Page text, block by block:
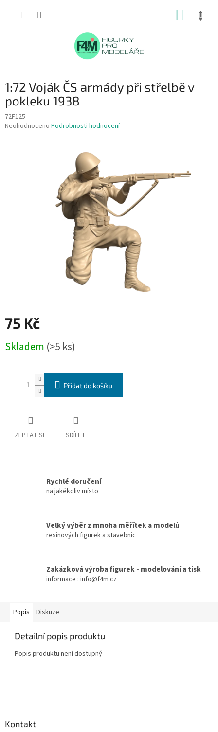
1:72 Voják ČS armády při střelbě v
pokleku 1938
72F125
Průměrné
Neohodnoceno Podrobnosti hodnocení
75 Kč
cena:
Skladem (>5 ks)
Přidat do košíku
ZEPTAT SE SDÍLET
Rychlé doručení
na jakékoliv místo
Velký výběr z mnoha měřítek a modelů
resinových figurek a stavebnic
Zakázková výroba figurek - modelování a tisk
informace : info@f4m.cz
Popis Diskuze
Detailní popis produktu
Popis produktu není dostupný
Kontakt